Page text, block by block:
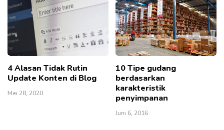
4 Alasan Tidak Rutin
Update Konten di Blog
Mei 28, 2020
10 Tipe gudang
berdasarkan
karakteristik
penyimpanan
Juni 6, 2016